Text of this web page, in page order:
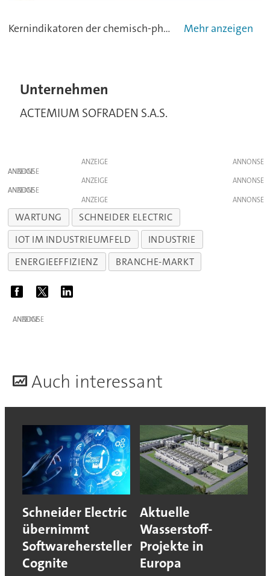
Kernindikatoren der chemisch-pharmazeutischen Industrie in Deutschland - Grafik VCI
Unternehmen
ACTEMIUM SOFRADEN S.A.S.
ANZEIGE
ANZEIGE
ANZEIGE
ANZEIGE
ANZEIGE
WARTUNG
SCHNEIDER ELECTRIC
IOT IM INDUSTRIEUMFELD
INDUSTRIE
ENERGIEEFFIZIENZ
BRANCHE-MARKT
ANZEIGE
Auch interessant
Schneider Electric
übernimmt
Softwarehersteller
Cognite
Aktuelle
Wasserstoff-
Projekte in
Europa